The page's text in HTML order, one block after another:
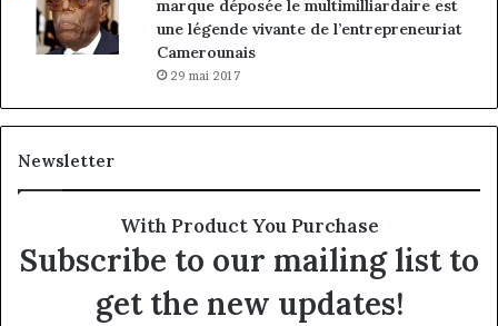
marque déposée le multimilliardaire est
une légende vivante de l’entrepreneuriat
Camerounais
29 mai 2017
Newsletter
With Product You Purchase
Subscribe to our mailing list to
get the new updates!